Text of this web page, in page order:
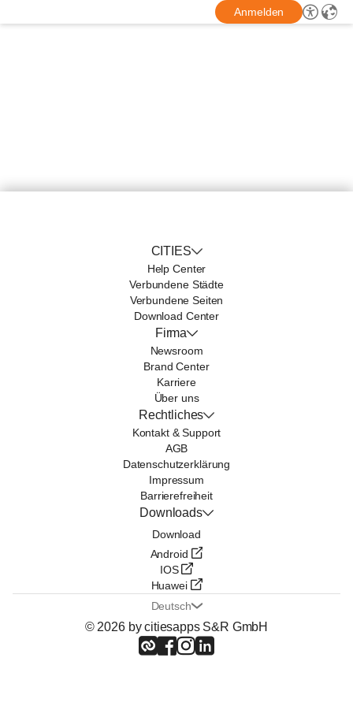
Anmelden
CITIES
Help Center
Verbundene Städte
Verbundene Seiten
Download Center
Firma
Newsroom
Brand Center
Karriere
Über uns
Rechtliches
Kontakt & Support
AGB
Datenschutzerklärung
Impressum
Barrierefreiheit
Downloads
Download
Android
IOS
Huawei
Deutsch
© 2026 by citiesapps S&R GmbH